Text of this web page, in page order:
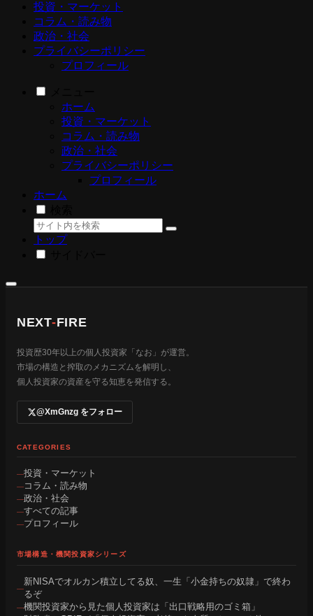
投資・マーケット
コラム・読み物
政治・社会
プライバシーポリシー
プロフィール
ホーム
投資・マーケット
コラム・読み物
政治・社会
プライバシーポリシー
プロフィール
ホーム
トップ
NEXT-FIRE
投資歴30年以上の個人投資家「なお」が運営。
市場の構造と搾取のメカニズムを解明し、
個人投資家の資産を守る知恵を発信する。
@XmGnzg をフォロー
CATEGORIES
投資・マーケット
コラム・読み物
政治・社会
すべての記事
プロフィール
市場構造・機関投資家シリーズ
新NISAでオルカン積立してる奴、一生「小金持ちの奴隷」で終わ
るぞ
機関投資家から見た個人投資家は「出口戦略用のゴミ箱」